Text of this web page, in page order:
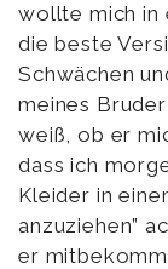
wollte mich in
die beste
Schwächen
meines
weiß, ob er
dass ich
Kleider in
anzuziehen”
er